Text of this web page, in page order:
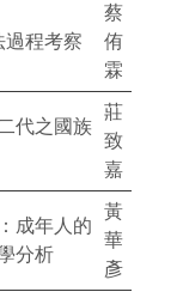
過程考察
蔡
侑
霖
代之國族
莊
致
嘉
成年人的
分析
黃
華
彥